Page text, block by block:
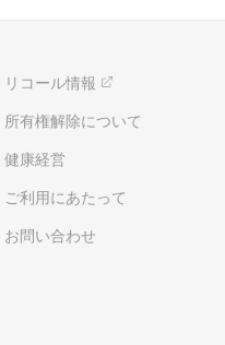
リコール情報
所有権解除について
健康経営
ご利用にあたって
お問い合わせ